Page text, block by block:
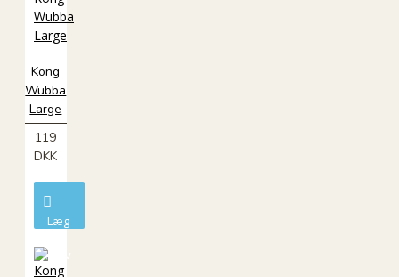
Kong
Wubba
Large
119
DKK
Læg
kurv